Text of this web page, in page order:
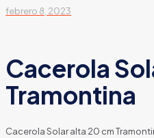
febrero 8, 2023
Cacerola
Tramontina
Cacerola Solar alta 20 cm